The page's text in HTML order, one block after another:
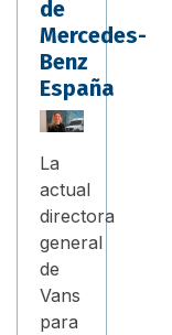
de
Mercedes-
Benz
España
La
actual
directora
general
de
Vans
para